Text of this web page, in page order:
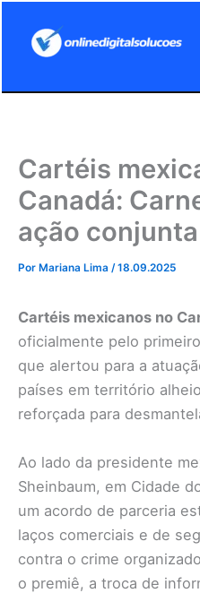
Cartéis
Canadá:
ação conjunta
Por Mariana Lima /18.09.2025
Cartéis mexicanos no
oficialmente pelo
que alertou para a
países em território
reforçada para
Ao lado da presidente
Sheinbaum, em Cidade
um acordo de parceria
laços comerciais e de
contra o crime
o premiê, a troca de